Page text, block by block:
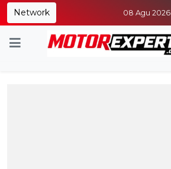
Network 08 Agu 2026